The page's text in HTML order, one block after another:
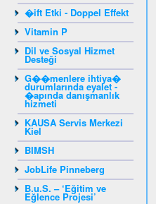
�ift Etki - Doppel Effekt
Vitamin P
Dil ve Sosyal Hizmet
Desteği
G��menlere ihtiya�
durumlarında eyalet -
�apında danışmanlık
hizmeti
KAUSA Servis Merkezi
Kiel
BIMSH
JobLife Pinneberg
B.u.S. – ‘Eğitim ve
Eğlence Projesi’